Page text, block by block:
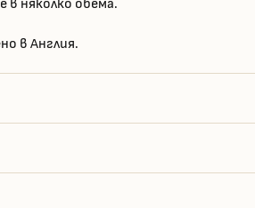
в няколко обема.
в Англия.